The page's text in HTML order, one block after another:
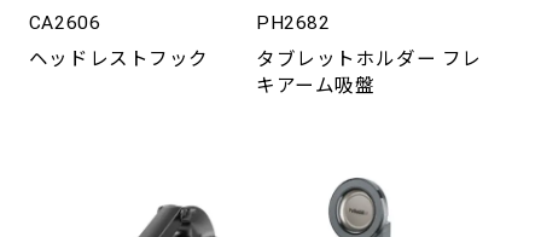
CA2606
ヘッドレストフック
PH2682
タブレットホルダー フレ
キアーム吸盤